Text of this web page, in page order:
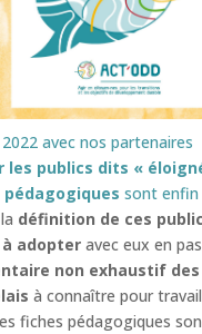
avec nos partenaires
les publics dits «
pédagogiques sont enfin
définition de ces
adopteravec eux en
non exhaustif des
à connaître pour
fiches pédagogiques